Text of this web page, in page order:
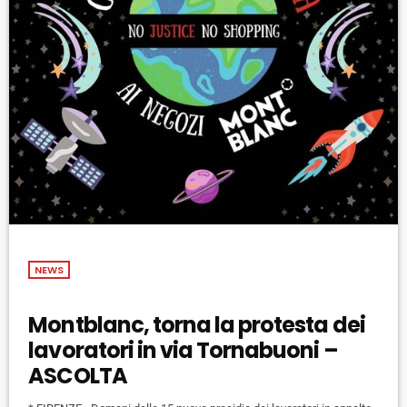
NEWS
Montblanc, torna la protesta dei
lavoratori in via Tornabuoni –
ASCOLTA